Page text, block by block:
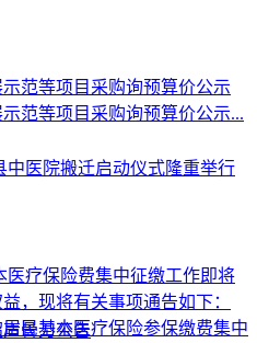
范等项目采购询预算价公示
范等项目采购询预算价公示...
医院搬迁启动仪式隆重举行
医疗保险费集中征缴工作即将
，现将有关事项通告如下：
民基本医疗保险参保缴费集中
骨刀公告